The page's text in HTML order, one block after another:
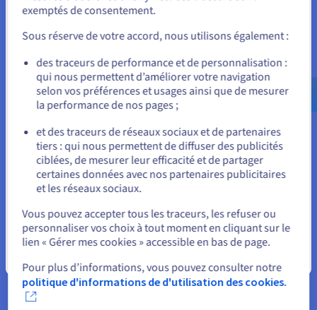
D’avantage de collaboration et de mobilité
Profitez de l’ensemble des fonctionnalités collaboratives que
propose Exchange : partage des calendriers, des tâches et des
contacts pour faciliter les échanges et la collaboration au sein
de votre organisation.
pour plus de mobilité : ordinateur de bureau, téléphone
mobile ou tablette. Vous donnez ainsi plus de flexibilité à vos
équipes et à votre organisation où que vous soyez et quand
vous en avez besoin.
Exchange intègre également de nouvelles fonctionnalités
permettant une gestion plus fine du calendrier des
utilisateurs : gestion des absences plus complète et restriction
du transfert de réunion. Par ailleurs, en tant
qu'administrateur vous pouvez désormais intervenir plus
facilement sur le calendrier des collaborateurs afin de
Pour commander, rendez-vous sur le site de votre pays (États-
Allez sur le site États-Unis
us.ovhcloud.com/
Anglais USD - $
ou
Rester sur le site actuel
Sélectionner un autre site web
exemptés de consentement.
Sous réserve de votre accord, nous utilisons également :
des traceurs de performance et de personnalisation :
qui nous permettent d’améliorer votre navigation
selon vos préférences et usages ainsi que de mesurer
la performance de nos pages ;
et des traceurs de réseaux sociaux et de partenaires
tiers : qui nous permettent de diffuser des publicités
ciblées, de mesurer leur efficacité et de partager
certaines données avec nos partenaires publicitaires
et les réseaux sociaux.
Vous pouvez accepter tous les traceurs, les refuser ou
personnaliser vos choix à tout moment en cliquant sur le
lien « Gérer mes cookies » accessible en bas de page.
Pour plus d’informations, vous pouvez consulter notre
politique d'informations de d'utilisation des cookies.